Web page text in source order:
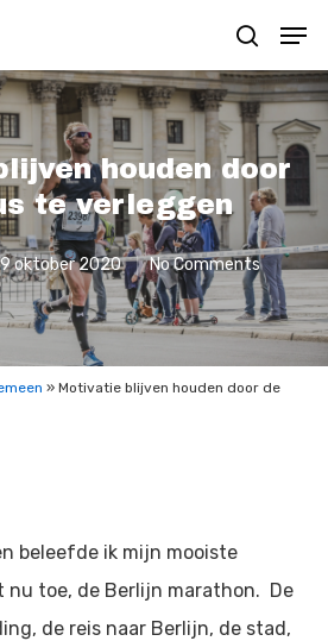
houden door
te verleggen
9 oktober 2020 No Comments
» Motivatie blijven houden door de
beleefde ik mijn mooiste
nu toe, de Berlijn marathon. De
de reis naar Berlijn, de stad,